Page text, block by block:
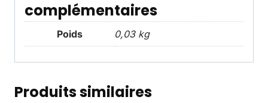
complémentaires
Poids 0,03 kg
Produits similaires